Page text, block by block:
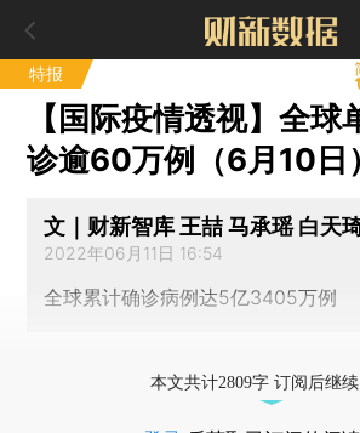
特报
【国际疫情透视】全球
诊逾60万例（6月10日）
文｜财新智库 王喆 马承瑶 白天
2022年06月11日 16:54
全球累计确诊病例达5亿3405万例
本文共计2809字 订阅后继